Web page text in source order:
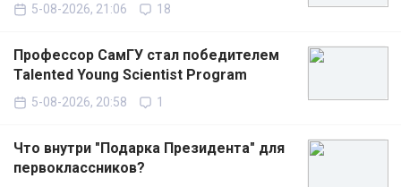
5-08-2026, 21:06 18
Профессор СамГУ стал победителем
Talented Young Scientist Program
5-08-2026, 20:58 1
Что внутри "Подарка Президента" для
первоклассников?